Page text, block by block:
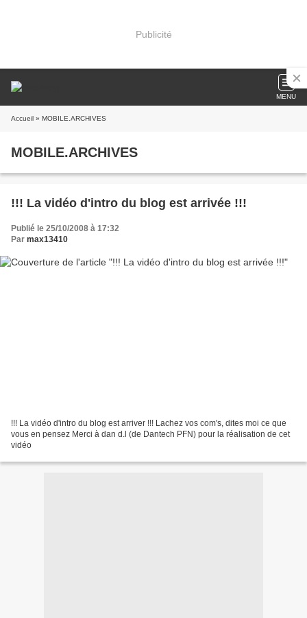
Publicité
MENU
Accueil » MOBILE.ARCHIVES
MOBILE.ARCHIVES
!!! La vidéo d'intro du blog est arrivée !!!
Publié le 25/10/2008 à 17:32
Par max13410
!!! La vidéo d'intro du blog est arriver !!! Lachez vos com's, dites moi ce que
vous en pensez Merci à dan d.l (de Dantech PFN) pour la réalisation de cet
vidéo